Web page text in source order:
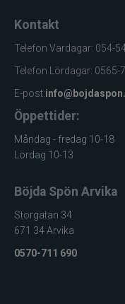
Kontakt
Telefon Vardagar: 054-
Telefon Lördagar: 0565-
E-post:
Öppettider:
Måndag - fredag 10-18
Lördag 10-13
Böjda Spön Arvika
Storgatan 34
671 34 Arvika
0570-711 690